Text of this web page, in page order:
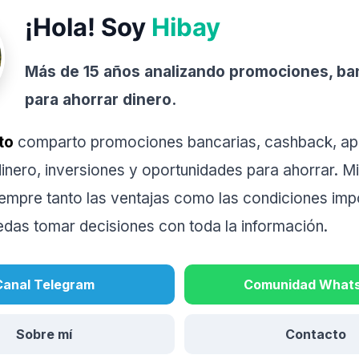
¡Hola! Soy Hibay
Más de 15 años analizando promociones,
para ahorrar dinero.
comparto promociones bancarias, cashback,
inversiones y oportunidades para ahorrar.
tanto las ventajas como las condiciones
tomar decisiones con toda la información.
Telegram Comunidad
Sobre mí Contacto